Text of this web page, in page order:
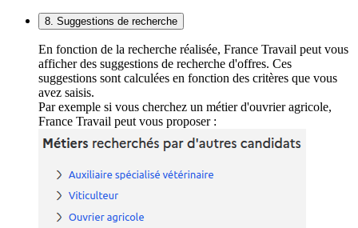
8. Suggestions de recherche
En fonction de la recherche réalisée, France Travail peut vous
afficher des suggestions de recherche d'offres. Ces
suggestions sont calculées en fonction des critères que vous
avez saisis.
Par exemple si vous cherchez un métier d'ouvrier agricole,
France Travail peut vous proposer :